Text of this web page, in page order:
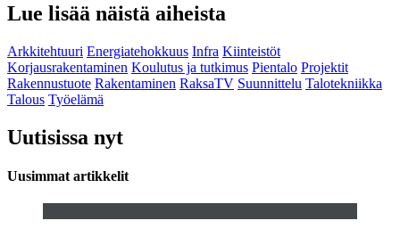
Lue lisää näistä aiheista
Arkkitehtuuri Energiatehokkuus Infra Kiinteistöt
Korjausrakentaminen Koulutus ja tutkimus Pientalo Projektit
Rakennustuote Rakentaminen RaksaTV Suunnittelu Talotekniikka
Talous Työelämä
Uutisissa nyt
Uusimmat artikkelit